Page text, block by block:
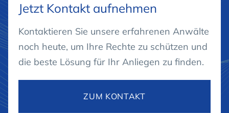
Jetzt Kontakt aufnehmen
Kontaktieren Sie unsere erfahrenen Anwälte
noch heute, um Ihre Rechte zu schützen und
die beste Lösung für Ihr Anliegen zu finden.
ZUM KONTAKT